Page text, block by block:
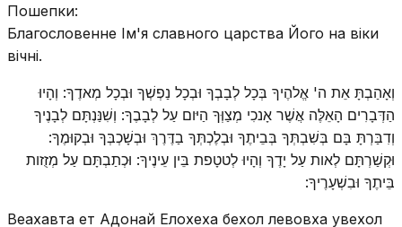
Пошепки:
Благословенне Ім'я славного царства Його на віки
вічні.
וְאָהַבְתָּ אֵת ה' אֱלהֶיךָ בְּכָל לְבָבְךָ וּבְכָל נַפְשְׁךָ וּבְכָל מְאדֶךָ: וְהָיוּ
הַדְּבָרִים הָאֵלֶּה אֲשֶׁר אָנכִי מְצַוְּךָ הַיּום עַל לְבָבֶךָ: וְשִׁנַּנְתָּם לְבָנֶיךָ
וְדִבַּרְתָּ בָּם בְּשִׁבְתְּךָ בְּבֵיתֶךָ וּבְלֶכְתְּךָ בַדֶּרֶךְ וּבְשָׁכְבְּךָ וּבְקוּמֶךָ:
וּקְשַׁרְתָּם לְאות עַל יָדֶךָ וְהָיוּ לְטטָפת בֵּין עֵינֶיךָ: וּכְתַבְתָּם עַל מְזֻזות
בֵּיתֶךָ וּבִשְׁעָרֶיךָ:
Веахавта ет Адонай Елохеха бехол левовха увехол